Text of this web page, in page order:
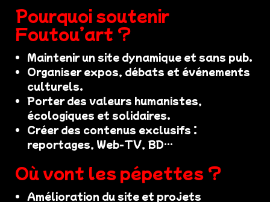
Pourquoi soutenir
Foutou’art ?
Maintenir un site dynamique et sans pub.
Organiser expos, débats et événements
culturels.
Porter des valeurs humanistes,
écologiques et solidaires.
Créer des contenus exclusifs :
reportages, Web-TV, BD…
Où vont les pépettes ?
Amélioration du site et projets